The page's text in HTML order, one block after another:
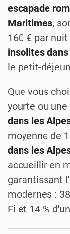
escapade
Maritimes,
160 € par nuit
insolites
le petit-
Que vous
yourte ou une
dans les
moyenne de
dans les
accueillir en
garantissant
modernes :
Fi et 14 %